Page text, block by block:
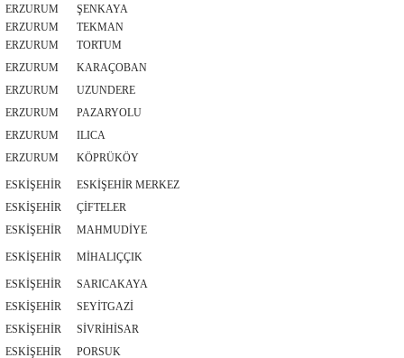
ERZURUM
ŞENKAYA
ERZURUM
TEKMAN
ERZURUM
TORTUM
ERZURUM
KARAÇOBAN
ERZURUM
UZUNDERE
ERZURUM
PAZARYOLU
ERZURUM
ILICA
ERZURUM
KÖPRÜKÖY
ESKİŞEHİR
ESKİŞEHİR MERKEZ
ESKİŞEHİR
ÇİFTELER
ESKİŞEHİR
MAHMUDİYE
ESKİŞEHİR MİHALIÇÇIK
ESKİŞEHİR
SARICAKAYA
ESKİŞEHİR
SEYİTGAZİ
ESKİŞEHİR
SİVRİHİSAR
ESKİŞEHİR
PORSUK